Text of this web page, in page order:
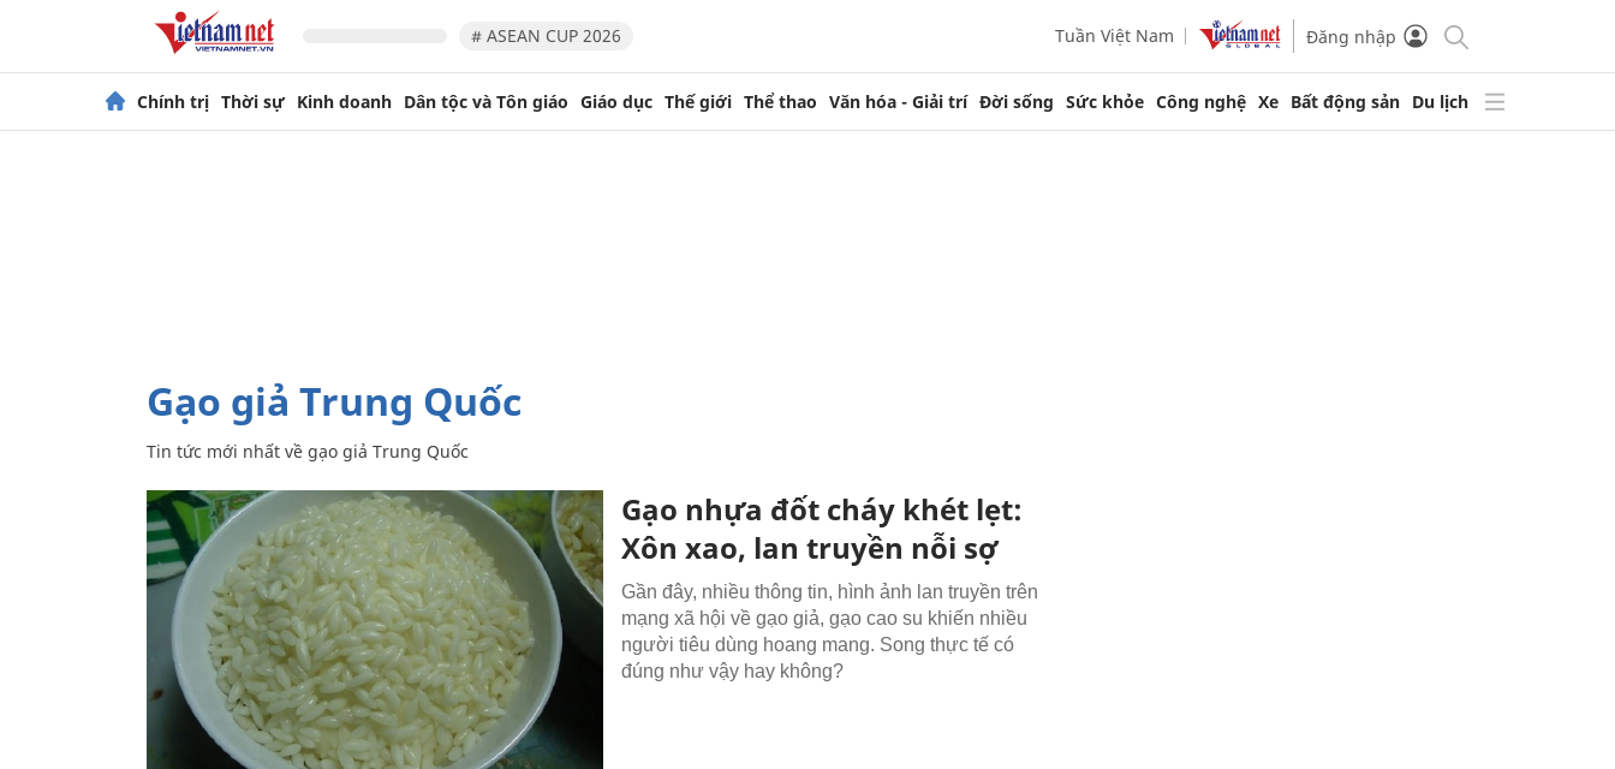
# ASEAN CUP 2026 Tuần Việt Nam Đăng nhập
Chính trị Thời sự Kinh doanh Dân tộc và Tôn giáo Giáo dục Thế giới Thể thao Văn hóa - Giải trí Đời sống Sức khỏe Công nghệ Xe Bất động sản Du lịch
gạo giả Trung Quốc
Tin tức mới nhất về gạo giả Trung Quốc
Gạo nhựa đốt cháy khét lẹt:
Xôn xao, lan truyền nỗi sợ
Gần đây, nhiều thông tin, hình ảnh lan truyền trên
mạng xã hội về gạo giả, gạo cao su khiến nhiều
người tiêu dùng hoang mang. Song thực tế có
đúng như vậy hay không?